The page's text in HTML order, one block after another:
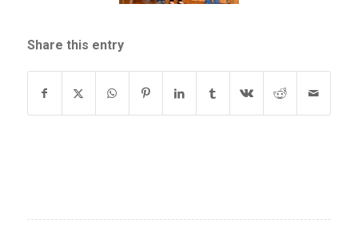
Share this entry